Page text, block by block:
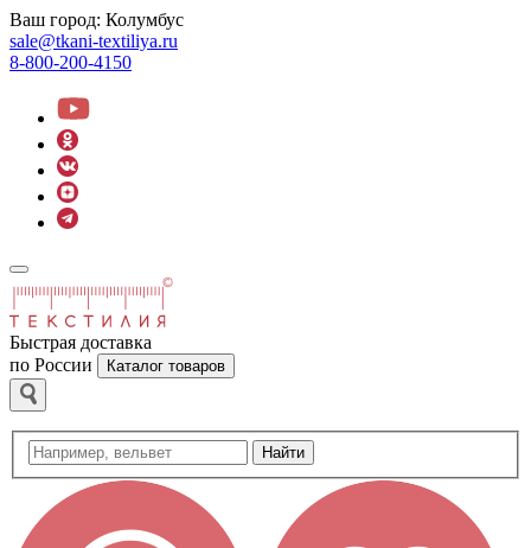
Ваш город: Колумбус
sale@tkani-textiliya.ru
8-800-200-4150
Быстрая доставка
по России
Каталог товаров
Найти